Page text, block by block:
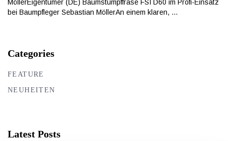
MöllerEigentümer (DE) Baumstumpffräse FSI D60 im Profi-Einsatz
bei Baumpfleger Sebastian MöllerAn einem klaren,
Categories
FEATURE
NEUHEITEN
Latest Posts